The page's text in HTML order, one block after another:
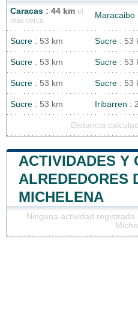
Caracas : 44 km el
más cerca
Maracaibo
Sucre : 53 km Sucre : 53
Sucre : 53 km Sucre : 53
Sucre : 53 km Sucre : 53
Sucre : 53 km Iribarren :
Distancia
ACTIVIDADES Y
ALREDEDORES
MICHELENA
Ninguna actividad